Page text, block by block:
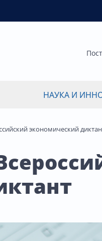
НАУКА И
экономический